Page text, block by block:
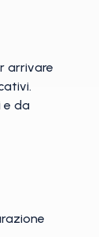
arrivare
e da